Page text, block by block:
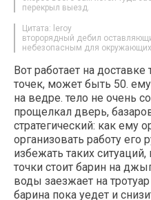
перекрыл выезд.
Цитата: leroy
второрядный дебил
небезопасным для
Вот работает на
точек, может быть 50.
на ведре. тело не очень
прощелкал дверь,
стратегический: как ему
организовать работу его
избежать таких
точки стоит барин на
воды заезжает на
барина пока уедет и